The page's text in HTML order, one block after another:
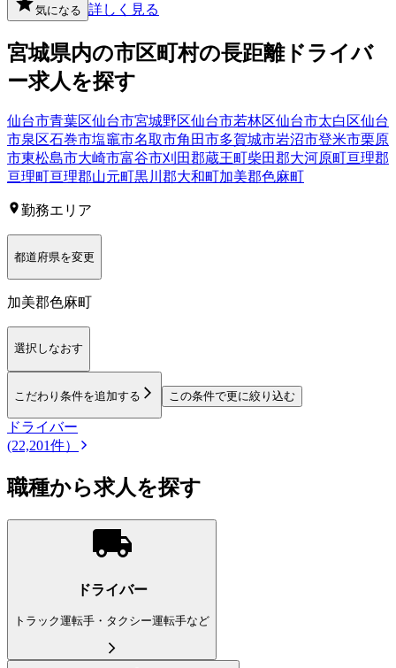
気になる 詳しく見る
宮城県内の市区町村の長距離ドライバ
ー求人を探す
仙台市青葉区仙台市宮城野区仙台市若林区仙台市太白区仙台
市泉区石巻市塩竈市名取市角田市多賀城市岩沼市登米市栗原
市東松島市大崎市富谷市刈田郡蔵王町 柴田郡大河原町 亘理郡
亘理町 亘理郡山元町 黒川郡大和町 加美郡色麻町
勤務エリア
都道府県を変更
加美郡色麻町
選択しなおす
こだわり条件を追加する この条件で更に絞り込む
ドライバー
(22,201件）
職種から求人を探す
ドライバー
トラック運転手・タクシー運転手など